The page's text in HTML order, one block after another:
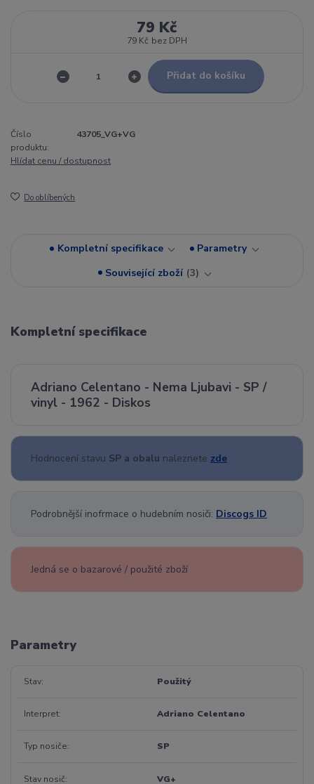
79 Kč
79 Kč bez DPH
Přidat do košíku
Číslo
produktu:
43705_VG+VG
Hlídat cenu / dostupnost
Do oblíbených
Kompletní specifikace
Parametry
Související zboží 3
Kompletní specifikace
Adriano Celentano - Nema Ljubavi - SP /
vinyl - 1962 - Diskos
Hodnocení stavu SP a obalu naleznete zde
Podrobnější inofrmace o hudebním nosiči: Discogs ID
Jedná se o bazarové / použité zboží
Parametry
Stav Použitý
Interpret Adriano Celentano
Typ nosiče SP
Stav nosič VG+